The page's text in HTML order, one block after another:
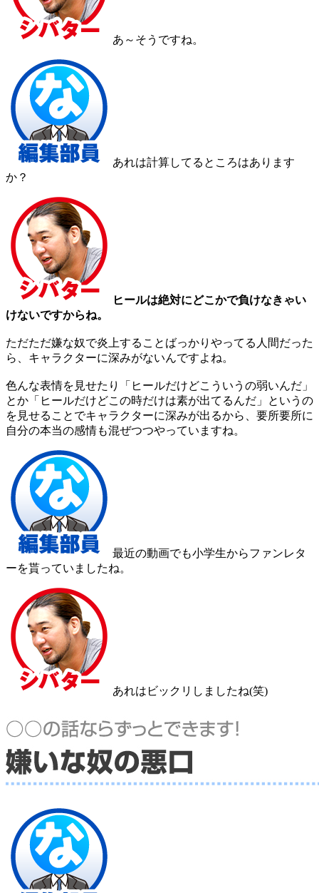
あ～そうですね。
あれは計算してるところはあります
か？
ヒールは絶対にどこかで負けなきゃい
けないですからね。
ただただ嫌な奴で炎上することばっかりやってる人間だった
ら、キャラクターに深みがないんですよね。
色んな表情を見せたり「ヒールだけどこういうの弱いんだ」
とか「ヒールだけどこの時だけは素が出てるんだ」というの
を見せることでキャラクターに深みが出るから、要所要所に
自分の本当の感情も混ぜつつやっていますね。
最近の動画でも小学生からファンレタ
ーを貰っていましたね。
あれはビックリしましたね(笑)